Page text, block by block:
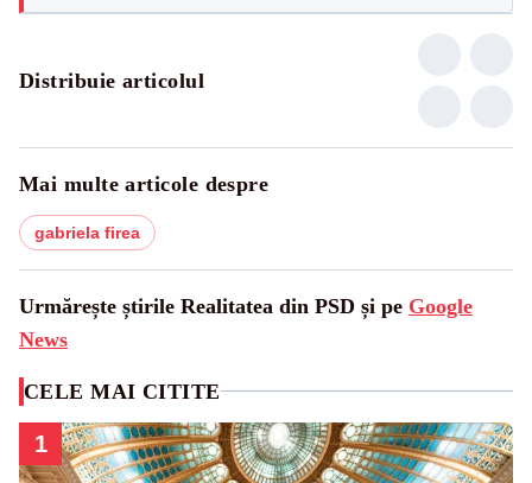
Distribuie articolul
Mai multe articole despre
gabriela firea
Urmărește știrile Realitatea din PSD și pe Google
News
CELE MAI CITITE
1